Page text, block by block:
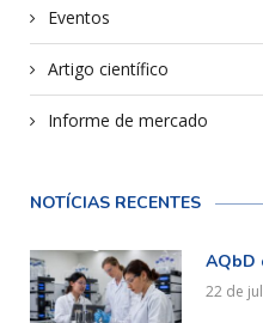
Eventos
Artigo científico
Informe de mercado
NOTÍCIAS RECENTES
AQbD
22 de